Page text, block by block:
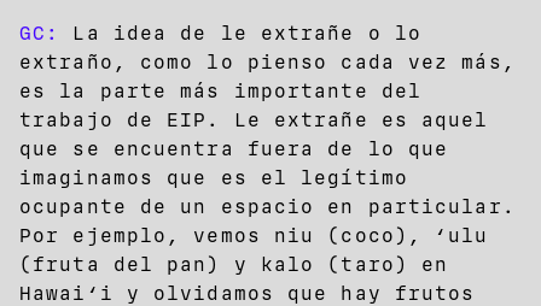
GC:
La idea de le extrañe o lo
extraño, como lo pienso cada vez más,
es la parte más importante del
trabajo de EIP. Le extrañe es aquel
que se encuentra fuera de lo que
imaginamos que es el legítimo
ocupante de un espacio en particular.
Por ejemplo, vemos niu (coco), ‘ulu
(fruta del pan) y kalo (taro) en
Hawai‘i y olvidamos que hay frutos